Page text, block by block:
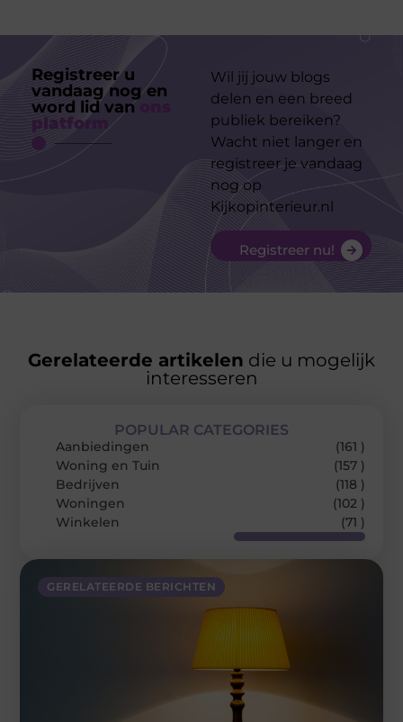
Registreer u
vandaag nog en
word lid van
platform
Wil jij jouw blogs
delen en een breed
publiek bereiken?
Wacht niet langer en
registreer je vandaag
nog op
Kijkopinterieur.nl
Registreer nu!
Gerelateerde artikelen die u mogelijk
interesseren
GERELATEERDE BERICHTEN
POPULAR CATEGORIES
Aanbiedingen
(161 )
Woning en Tuin
(157 )
Bedrijven
(118 )
Woningen
(102 )
Winkelen
(71 )